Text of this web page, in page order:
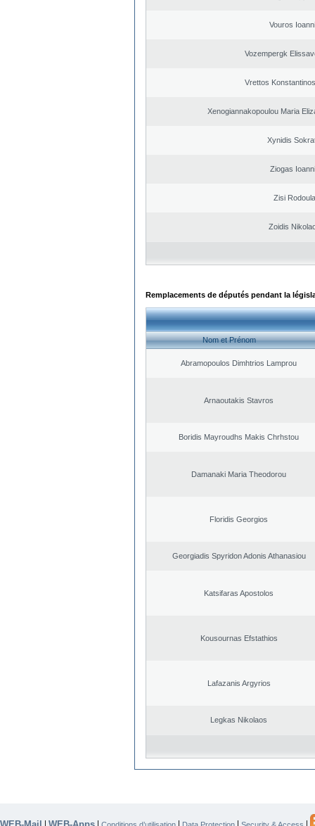
Vouros
Vozempergk
Vrettos
Xenogiannakopoulou Maria
Xynidis
Ziogas
Zisi Rodoula
Zoidis
Remplacements de députés pendant la
Nom et Prénom
Abramopoulos Dimhtrios Lamprou
Arnaoutakis Stavros
Boridis Mayroudhs Makis Chrhstou
Damanaki Maria Theodorou
Floridis Georgios
Georgiadis Spyridon Adonis Athanasiou
Katsifaras Apostolos
Kousournas Efstathios
Lafazanis Argyrios
Legkas Nikolaos